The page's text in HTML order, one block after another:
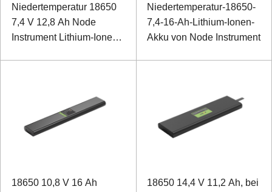
Niedertemperatur 18650
7,4 V 12,8 Ah Node
Instrument Lithium-Ionen-
Niedertemperatur-18650-
7,4-16-Ah-Lithium-Ionen-
Akku von Node Instrument
18650 10,8 V 16 Ah
18650 14,4 V 11,2 Ah, bei